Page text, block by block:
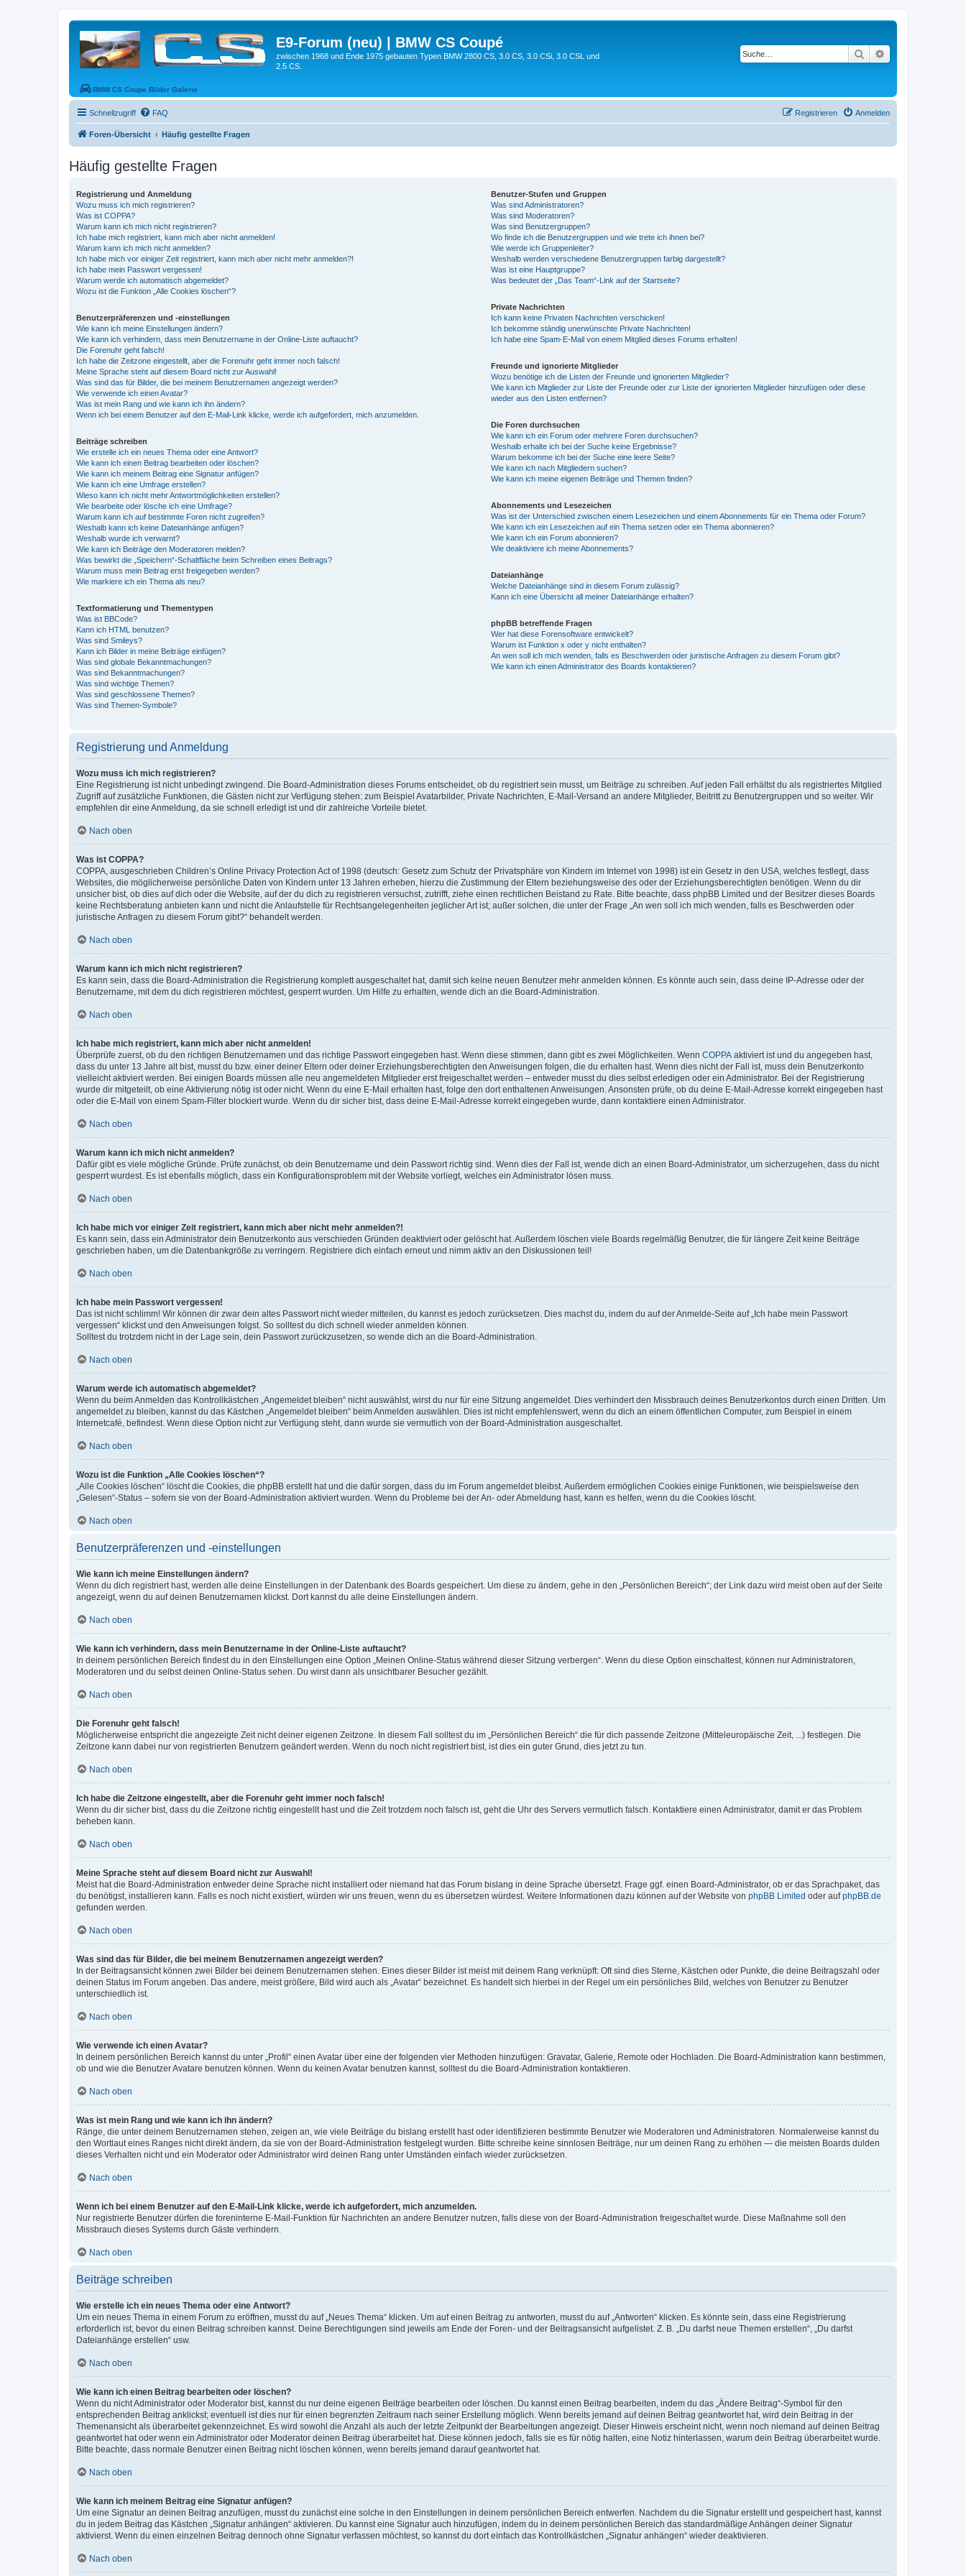
E9-Forum (neu) | BMW CS Coupé
zwischen 1968 und Ende 1975 gebauten Typen BMW 2800 CS, 3.0 CS, 3.0 CSi, 3.0 CSL und
2.5 CS.
BMW CS Coupe Bilder Galerie
Suche
Schnellzugriff FAQ Anmelden
Registrieren
Foren-Übersicht Häufig gestellte Fragen
Häufig gestellte Fragen
Registrierung und Anmeldung
Wozu muss ich mich registrieren?
Was ist COPPA?
Warum kann ich mich nicht registrieren?
Ich habe mich registriert, kann mich aber nicht anmelden!
Warum kann ich mich nicht anmelden?
Ich habe mich vor einiger Zeit registriert, kann mich aber nicht mehr anmelden?!
Ich habe mein Passwort vergessen!
Warum werde ich automatisch abgemeldet?
Wozu ist die Funktion „Alle Cookies löschen“?
Benutzerpräferenzen und -einstellungen
Wie kann ich meine Einstellungen ändern?
Wie kann ich verhindern, dass mein Benutzername in der Online-Liste auftaucht?
Die Forenuhr geht falsch!
Ich habe die Zeitzone eingestellt, aber die Forenuhr geht immer noch falsch!
Meine Sprache steht auf diesem Board nicht zur Auswahl!
Was sind das für Bilder, die bei meinem Benutzernamen angezeigt werden?
Wie verwende ich einen Avatar?
Was ist mein Rang und wie kann ich ihn ändern?
Wenn ich bei einem Benutzer auf den E-Mail-Link klicke, werde ich aufgefordert, mich anzumelden.
Beiträge schreiben
Wie erstelle ich ein neues Thema oder eine Antwort?
Wie kann ich einen Beitrag bearbeiten oder löschen?
Wie kann ich meinem Beitrag eine Signatur anfügen?
Wie kann ich eine Umfrage erstellen?
Wieso kann ich nicht mehr Antwortmöglichkeiten erstellen?
Wie bearbeite oder lösche ich eine Umfrage?
Warum kann ich auf bestimmte Foren nicht zugreifen?
Weshalb kann ich keine Dateianhänge anfügen?
Weshalb wurde ich verwarnt?
Wie kann ich Beiträge den Moderatoren melden?
Was bewirkt die „Speichern“-Schaltfläche beim Schreiben eines Beitrags?
Warum muss mein Beitrag erst freigegeben werden?
Wie markiere ich ein Thema als neu?
Textformatierung und Thementypen
Was ist BBCode?
Kann ich HTML benutzen?
Was sind Smileys?
Kann ich Bilder in meine Beiträge einfügen?
Was sind globale Bekanntmachungen?
Was sind Bekanntmachungen?
Was sind wichtige Themen?
Was sind geschlossene Themen?
Was sind Themen-Symbole?
Benutzer-Stufen und Gruppen
Was sind Administratoren?
Was sind Moderatoren?
Was sind Benutzergruppen?
Wo finde ich die Benutzergruppen und wie trete ich ihnen bei?
Wie werde ich Gruppenleiter?
Weshalb werden verschiedene Benutzergruppen farbig dargestellt?
Was ist eine Hauptgruppe?
Was bedeutet der „Das Team“-Link auf der Startseite?
Private Nachrichten
Ich kann keine Privaten Nachrichten verschicken!
Ich bekomme ständig unerwünschte Private Nachrichten!
Ich habe eine Spam-E-Mail von einem Mitglied dieses Forums erhalten!
Freunde und ignorierte Mitglieder
Wozu benötige ich die Listen der Freunde und ignorierten Mitglieder?
Wie kann ich Mitglieder zur Liste der Freunde oder zur Liste der ignorierten Mitglieder hinzufügen oder diese
wieder aus den Listen entfernen?
Die Foren durchsuchen
Wie kann ich ein Forum oder mehrere Foren durchsuchen?
Weshalb erhalte ich bei der Suche keine Ergebnisse?
Warum bekomme ich bei der Suche eine leere Seite?
Wie kann ich nach Mitgliedern suchen?
Wie kann ich meine eigenen Beiträge und Themen finden?
Abonnements und Lesezeichen
Was ist der Unterschied zwischen einem Lesezeichen und einem Abonnements für ein Thema oder Forum?
Wie kann ich ein Lesezeichen auf ein Thema setzen oder ein Thema abonnieren?
Wie kann ich ein Forum abonnieren?
Wie deaktiviere ich meine Abonnements?
Dateianhänge
Welche Dateianhänge sind in diesem Forum zulässig?
Kann ich eine Übersicht all meiner Dateianhänge erhalten?
phpBB betreffende Fragen
Wer hat diese Forensoftware entwickelt?
Warum ist Funktion x oder y nicht enthalten?
An wen soll ich mich wenden, falls es Beschwerden oder juristische Anfragen zu diesem Forum gibt?
Wie kann ich einen Administrator des Boards kontaktieren?
Registrierung und Anmeldung
Wozu muss ich mich registrieren?
Eine Registrierung ist nicht unbedingt zwingend. Die Board-Administration dieses Forums entscheidet, ob du registriert sein musst, um Beiträge zu schreiben. Auf jeden Fall erhältst du als registriertes Mitglied
Zugriff auf zusätzliche Funktionen, die Gästen nicht zur Verfügung stehen: zum Beispiel Avatarbilder, Private Nachrichten, E-Mail-Versand an andere Mitglieder, Beitritt zu Benutzergruppen und so weiter. Wir
empfehlen dir eine Anmeldung, da sie schnell erledigt ist und dir zahlreiche Vorteile bietet.
Nach oben
Was ist COPPA?
COPPA, ausgeschrieben Children’s Online Privacy Protection Act of 1998 (deutsch: Gesetz zum Schutz der Privatsphäre von Kindern im Internet von 1998) ist ein Gesetz in den USA, welches festlegt, dass
Websites, die möglicherweise persönliche Daten von Kindern unter 13 Jahren erheben, hierzu die Zustimmung der Eltern beziehungsweise des oder der Erziehungsberechtigten benötigen. Wenn du dir
unsicher bist, ob dies auf dich oder die Website, auf der du dich zu registrieren versuchst, zutrifft, ziehe einen rechtlichen Beistand zu Rate. Bitte beachte, dass phpBB Limited und der Besitzer dieses Boards
keine Rechtsberatung anbieten kann und nicht die Anlaufstelle für Rechtsangelegenheiten jeglicher Art ist; außer solchen, die unter der Frage „An wen soll ich mich wenden, falls es Beschwerden oder
juristische Anfragen zu diesem Forum gibt?“ behandelt werden.
Nach oben
Warum kann ich mich nicht registrieren?
Es kann sein, dass die Board-Administration die Registrierung komplett ausgeschaltet hat, damit sich keine neuen Benutzer mehr anmelden können. Es könnte auch sein, dass deine IP-Adresse oder der
Benutzername, mit dem du dich registrieren möchtest, gesperrt wurden. Um Hilfe zu erhalten, wende dich an die Board-Administration.
Nach oben
Ich habe mich registriert, kann mich aber nicht anmelden!
Überprüfe zuerst, ob du den richtigen Benutzernamen und das richtige Passwort eingegeben hast. Wenn diese stimmen, dann gibt es zwei Möglichkeiten. Wenn COPPA aktiviert ist und du angegeben hast,
dass du unter 13 Jahre alt bist, musst du bzw. einer deiner Eltern oder deiner Erziehungsberechtigten den Anweisungen folgen, die du erhalten hast. Wenn dies nicht der Fall ist, muss dein Benutzerkonto
vielleicht aktiviert werden. Bei einigen Boards müssen alle neu angemeldeten Mitglieder erst freigeschaltet werden – entweder musst du dies selbst erledigen oder ein Administrator. Bei der Registrierung
wurde dir mitgeteilt, ob eine Aktivierung nötig ist oder nicht. Wenn du eine E-Mail erhalten hast, folge den dort enthaltenen Anweisungen. Ansonsten prüfe, ob du deine E-Mail-Adresse korrekt eingegeben hast
oder die E-Mail von einem Spam-Filter blockiert wurde. Wenn du dir sicher bist, dass deine E-Mail-Adresse korrekt eingegeben wurde, dann kontaktiere einen Administrator.
Nach oben
Warum kann ich mich nicht anmelden?
Dafür gibt es viele mögliche Gründe. Prüfe zunächst, ob dein Benutzername und dein Passwort richtig sind. Wenn dies der Fall ist, wende dich an einen Board-Administrator, um sicherzugehen, dass du nicht
gesperrt wurdest. Es ist ebenfalls möglich, dass ein Konfigurationsproblem mit der Website vorliegt, welches ein Administrator lösen muss.
Nach oben
Ich habe mich vor einiger Zeit registriert, kann mich aber nicht mehr anmelden?!
Es kann sein, dass ein Administrator dein Benutzerkonto aus verschieden Gründen deaktiviert oder gelöscht hat. Außerdem löschen viele Boards regelmäßig Benutzer, die für längere Zeit keine Beiträge
geschrieben haben, um die Datenbankgröße zu verringern. Registriere dich einfach erneut und nimm aktiv an den Diskussionen teil!
Nach oben
Ich habe mein Passwort vergessen!
Das ist nicht schlimm! Wir können dir zwar dein altes Passwort nicht wieder mitteilen, du kannst es jedoch zurücksetzen. Dies machst du, indem du auf der Anmelde-Seite auf „Ich habe mein Passwort
vergessen“ klickst und den Anweisungen folgst. So solltest du dich schnell wieder anmelden können.
Solltest du trotzdem nicht in der Lage sein, dein Passwort zurückzusetzen, so wende dich an die Board-Administration.
Nach oben
Warum werde ich automatisch abgemeldet?
Wenn du beim Anmelden das Kontrollkästchen „Angemeldet bleiben“ nicht auswählst, wirst du nur für eine Sitzung angemeldet. Dies verhindert den Missbrauch deines Benutzerkontos durch einen Dritten. Um
angemeldet zu bleiben, kannst du das Kästchen „Angemeldet bleiben“ beim Anmelden auswählen. Dies ist nicht empfehlenswert, wenn du dich an einem öffentlichen Computer, zum Beispiel in einem
Internetcafé, befindest. Wenn diese Option nicht zur Verfügung steht, dann wurde sie vermutlich von der Board-Administration ausgeschaltet.
Nach oben
Wozu ist die Funktion „Alle Cookies löschen“?
„Alle Cookies löschen“ löscht die Cookies, die phpBB erstellt hat und die dafür sorgen, dass du im Forum angemeldet bleibst. Außerdem ermöglichen Cookies einige Funktionen, wie beispielsweise den
„Gelesen“-Status – sofern sie von der Board-Administration aktiviert wurden. Wenn du Probleme bei der An- oder Abmeldung hast, kann es helfen, wenn du die Cookies löscht.
Nach oben
Benutzerpräferenzen und -einstellungen
Wie kann ich meine Einstellungen ändern?
Wenn du dich registriert hast, werden alle deine Einstellungen in der Datenbank des Boards gespeichert. Um diese zu ändern, gehe in den „Persönlichen Bereich“; der Link dazu wird meist oben auf der Seite
angezeigt, wenn du auf deinen Benutzernamen klickst. Dort kannst du alle deine Einstellungen ändern.
Nach oben
Wie kann ich verhindern, dass mein Benutzername in der Online-Liste auftaucht?
In deinem persönlichen Bereich findest du in den Einstellungen eine Option „Meinen Online-Status während dieser Sitzung verbergen“. Wenn du diese Option einschaltest, können nur Administratoren,
Moderatoren und du selbst deinen Online-Status sehen. Du wirst dann als unsichtbarer Besucher gezählt.
Nach oben
Die Forenuhr geht falsch!
Möglicherweise entspricht die angezeigte Zeit nicht deiner eigenen Zeitzone. In diesem Fall solltest du im „Persönlichen Bereich“ die für dich passende Zeitzone (Mitteleuropäische Zeit, ...) festlegen. Die
Zeitzone kann dabei nur von registrierten Benutzern geändert werden. Wenn du noch nicht registriert bist, ist dies ein guter Grund, dies jetzt zu tun.
Nach oben
Ich habe die Zeitzone eingestellt, aber die Forenuhr geht immer noch falsch!
Wenn du dir sicher bist, dass du die Zeitzone richtig eingestellt hast und die Zeit trotzdem noch falsch ist, geht die Uhr des Servers vermutlich falsch. Kontaktiere einen Administrator, damit er das Problem
beheben kann.
Nach oben
Meine Sprache steht auf diesem Board nicht zur Auswahl!
Meist hat die Board-Administration entweder deine Sprache nicht installiert oder niemand hat das Forum bislang in deine Sprache übersetzt. Frage ggf. einen Board-Administrator, ob er das Sprachpaket, das
du benötigst, installieren kann. Falls es noch nicht existiert, würden wir uns freuen, wenn du es übersetzen würdest. Weitere Informationen dazu können auf der Website von phpBB Limited oder aufphpBB.de
gefunden werden.
Nach oben
Was sind das für Bilder, die bei meinem Benutzernamen angezeigt werden?
In der Beitragsansicht können zwei Bilder bei deinem Benutzernamen stehen. Eines dieser Bilder ist meist mit deinem Rang verknüpft: Oft sind dies Sterne, Kästchen oder Punkte, die deine Beitragszahl oder
deinen Status im Forum angeben. Das andere, meist größere, Bild wird auch als „Avatar“ bezeichnet. Es handelt sich hierbei in der Regel um ein persönliches Bild, welches von Benutzer zu Benutzer
unterschiedlich ist.
Nach oben
Wie verwende ich einen Avatar?
In deinem persönlichen Bereich kannst du unter „Profil“ einen Avatar über eine der folgenden vier Methoden hinzufügen: Gravatar, Galerie, Remote oder Hochladen. Die Board-Administration kann bestimmen,
ob und wie die Benutzer Avatare benutzen können. Wenn du keinen Avatar benutzen kannst, solltest du die Board-Administration kontaktieren.
Nach oben
Was ist mein Rang und wie kann ich ihn ändern?
Ränge, die unter deinem Benutzernamen stehen, zeigen an, wie viele Beiträge du bislang erstellt hast oder identifizieren bestimmte Benutzer wie Moderatoren und Administratoren. Normalerweise kannst du
den Wortlaut eines Ranges nicht direkt ändern, da sie von der Board-Administration festgelegt wurden. Bitte schreibe keine sinnlosen Beiträge, nur um deinen Rang zu erhöhen — die meisten Boards dulden
dieses Verhalten nicht und ein Moderator oder Administrator wird deinen Rang unter Umständen einfach wieder zurücksetzen.
Nach oben
Wenn ich bei einem Benutzer auf den E-Mail-Link klicke, werde ich aufgefordert, mich anzumelden.
Nur registrierte Benutzer dürfen die foreninterne E-Mail-Funktion für Nachrichten an andere Benutzer nutzen, falls diese von der Board-Administration freigeschaltet wurde. Diese Maßnahme soll den
Missbrauch dieses Systems durch Gäste verhindern.
Nach oben
Beiträge schreiben
Wie erstelle ich ein neues Thema oder eine Antwort?
Um ein neues Thema in einem Forum zu eröffnen, musst du auf „Neues Thema“ klicken. Um auf einen Beitrag zu antworten, musst du auf „Antworten“ klicken. Es könnte sein, dass eine Registrierung
erforderlich ist, bevor du einen Beitrag schreiben kannst. Deine Berechtigungen sind jeweils am Ende der Foren- und der Beitragsansicht aufgelistet. Z. B. „Du darfst neue Themen erstellen“, „Du darfst
Dateianhänge erstellen“ usw.
Nach oben
Wie kann ich einen Beitrag bearbeiten oder löschen?
Wenn du nicht Administrator oder Moderator bist, kannst du nur deine eigenen Beiträge bearbeiten oder löschen. Du kannst einen Beitrag bearbeiten, indem du das „Ändere Beitrag“-Symbol für den
entsprechenden Beitrag anklickst; eventuell ist dies nur für einen begrenzten Zeitraum nach seiner Erstellung möglich. Wenn bereits jemand auf deinen Beitrag geantwortet hat, wird dein Beitrag in der
Themenansicht als überarbeitet gekennzeichnet. Es wird sowohl die Anzahl als auch der letzte Zeitpunkt der Bearbeitungen angezeigt. Dieser Hinweis erscheint nicht, wenn noch niemand auf deinen Beitrag
geantwortet hat oder wenn ein Administrator oder Moderator deinen Beitrag überarbeitet hat. Diese können jedoch, falls sie es für nötig halten, eine Notiz hinterlassen, warum dein Beitrag überarbeitet wurde.
Bitte beachte, dass normale Benutzer einen Beitrag nicht löschen können, wenn bereits jemand darauf geantwortet hat.
Nach oben
Wie kann ich meinem Beitrag eine Signatur anfügen?
Um eine Signatur an deinen Beitrag anzufügen, musst du zunächst eine solche in den Einstellungen in deinem persönlichen Bereich entwerfen. Nachdem du die Signatur erstellt und gespeichert hast, kannst
du in jedem Beitrag das Kästchen „Signatur anhängen“ aktivieren. Du kannst eine Signatur auch hinzufügen, indem du in deinem persönlichen Bereich das standardmäßige Anhängen deiner Signatur
aktivierst. Wenn du einen einzelnen Beitrag dennoch ohne Signatur verfassen möchtest, so kannst du dort einfach das Kontrollkästchen „Signatur anhängen“ wieder deaktivieren.
Nach oben